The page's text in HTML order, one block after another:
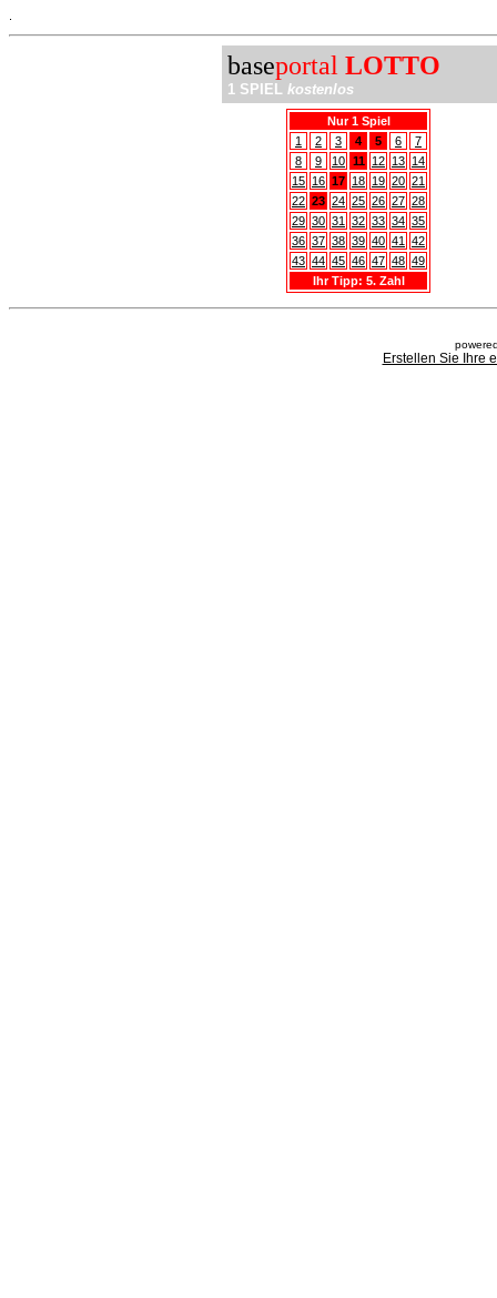
baseportal LOTTO
1 SPIEL kostenlos
Nur 1 Spiel
1
2 3 4 5 6
7
8
9 10 11 12 13 14
15 16 17 18 19 20 21
22 23 24 25 26 27 28
29 30 31 32 33 34 35
36 37 38 39 40 41
42
43 44 45 46 47 48 49
Ihr Tipp: 5. Zahl
Erstellen Sie Ihre